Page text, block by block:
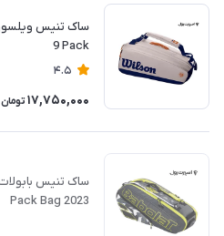
9 Pack
4.5
17,750,000 تومان
Pack Bag 2023